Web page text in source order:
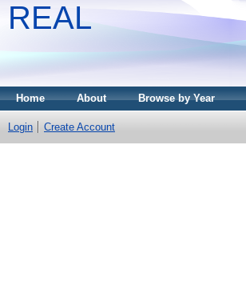
REAL
Home About Browse by Year
Login Create Account